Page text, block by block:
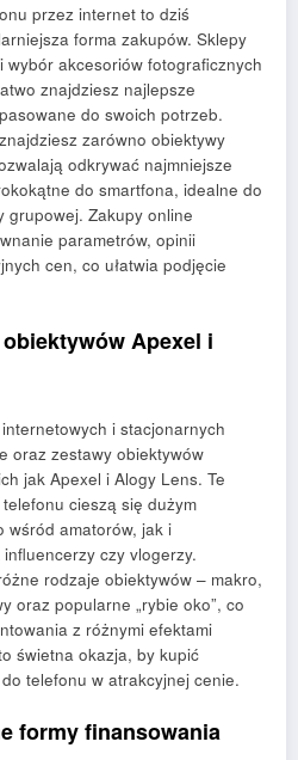
przez internet to dziś
forma zakupów. Sklepy
akcesoriów fotograficznych
znajdziesz najlepsze
do swoich potrzeb.
zarówno obiektywy
odkrywać najmniejsze
do smartfona, idealne do
grupowej. Zakupy online
parametrów, opinii
cen, co ułatwia podjęcie
Apexel i
i stacjonarnych
oraz zestawy obiektywów
jak Apexel i Alogy Lens. Te
cieszą się dużym
wśród amatorów, jak i
czy vlogerzy.
rodzaje obiektywów – makro,
oraz popularne „rybie oko”, co
z różnymi efektami
świetna okazja, by kupić
telefonu w atrakcyjnej cenie.
formy finansowania